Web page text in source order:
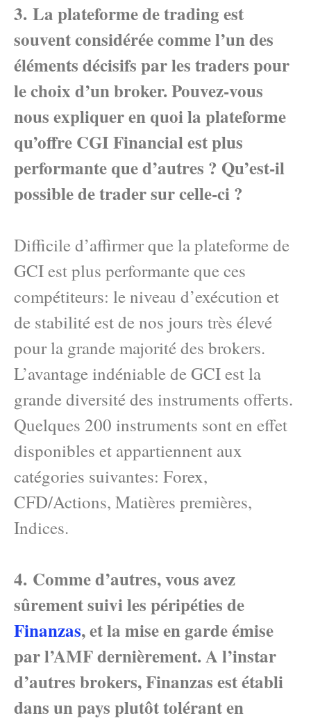
3. La plateforme de trading est
souvent considérée comme l’un des
éléments décisifs par les traders pour
le choix d’un broker. Pouvez-vous
nous expliquer en quoi la plateforme
qu’offre CGI Financial est plus
performante que d’autres ? Qu’est-il
possible de trader sur celle-ci ?
Difficile d’affirmer que la plateforme de
GCI est plus performante que ces
compétiteurs: le niveau d’exécution et
de stabilité est de nos jours très élevé
pour la grande majorité des brokers.
L’avantage indéniable de GCI est la
grande diversité des instruments offerts.
Quelques 200 instruments sont en effet
disponibles et appartiennent aux
catégories suivantes: Forex,
CFD/Actions, Matières premières,
Indices.
4. Comme d’autres, vous avez
sûrement suivi les péripéties de
Finanzas, et la mise en garde émise
par l’AMF dernièrement. A l’instar
d’autres brokers, Finanzas est établi
dans un pays plutôt tolérant en